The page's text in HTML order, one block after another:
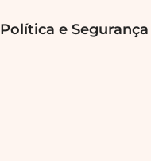
Política e Segurança